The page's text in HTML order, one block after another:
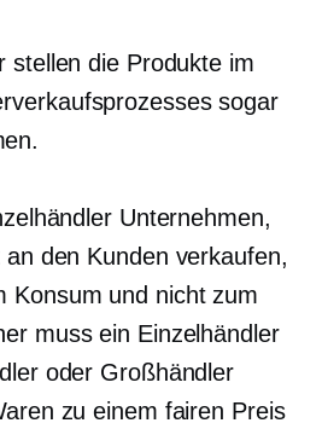
stellen die Produkte im
sogar
Unternehmen,
den Kunden verkaufen,
Konsum und nicht zum
muss ein Einzelhändler
oder Großhändler
zu einem fairen Preis